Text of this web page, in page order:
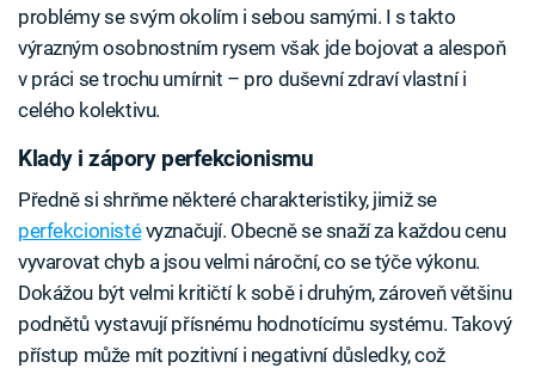
problémy se svým okolím i sebou samými. I s takto
výrazným osobnostním rysem však jde bojovat a alespoň
v práci se trochu umírnit – pro duševní zdraví vlastní i
celého kolektivu.
Klady i zápory perfekcionismu
Předně si shrňme některé charakteristiky, jimiž se
perfekcionistévyznačují. Obecně se snaží za každou cenu
vyvarovat chyb a jsou velmi nároční, co se týče výkonu.
Dokážou být velmi kritičtí k sobě i druhým, zároveň většinu
podnětů vystavují přísnému hodnotícímu systému. Takový
přístup může mít pozitivní i negativní důsledky, což